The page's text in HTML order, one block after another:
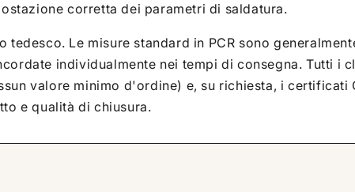
corretta dei parametri di saldatura.
tedesco. Le misure standard in PCR sono
individualmente nei tempi di consegna. Tutti i
valore minimo d'ordine) e, su richiesta, i certificati
e qualità di chiusura.